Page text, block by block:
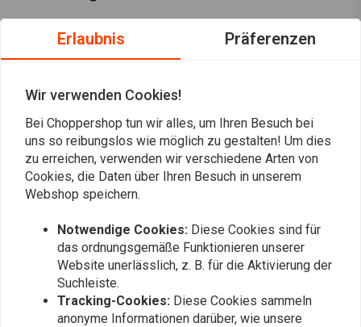
(7 reviews)
Peter T.
Erlaubnis Präferenzen
Wir verwenden Cookies!
Bei Choppershop tun wir alles, um Ihren Besuch bei
uns so reibungslos wie möglich zu gestalten! Um dies
zu erreichen, verwenden wir verschiedene Arten von
Cookies, die Daten über Ihren Besuch in unserem
Webshop speichern.
Notwendige Cookies: Diese Cookies sind für
das ordnungsgemäße Funktionieren unserer
Website unerlässlich, z. B. für die Aktivierung der
Suchleiste.
Tracking-Cookies: Diese Cookies sammeln
anonyme Informationen darüber, wie unsere